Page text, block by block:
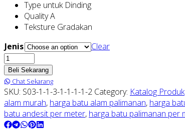
Type untuk Dinding
Quality A
Teksture Gradakan
Jenis
Clear
Batu
Alam
Templek
Acak
(Random)
quantity
Beli Sekarang
Chat Sekarang
SKU: S03-1-1-3-1-1-1-1-2 Category: Katalog Produk
alam murah, harga batu alam palimanan, harga
batu andesit per meter, harga batu palimanan per